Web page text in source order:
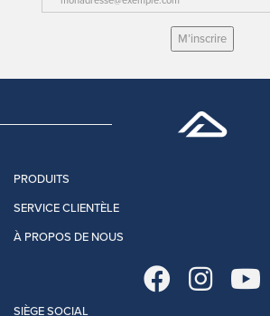
M’inscrire
PRODUITS
SERVICE CLIENTÈLE
À PROPOS DE NOUS
SIÈGE SOCIAL